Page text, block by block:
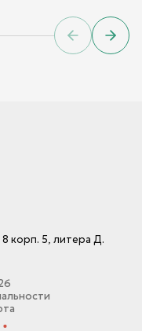
Previous
Next
корп. 5, литера Д.